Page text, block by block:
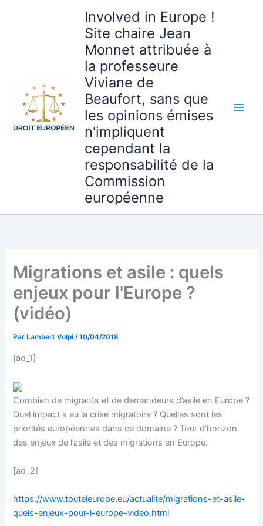
Involved in Europe !
Site chaire Jean
Monnet attribuée à
la professeure
Viviane de
Beaufort, sans que
les opinions émises
n'impliquent
cependant la
responsabilité de la
Commission
européenne
Migrations et asile : quels
enjeux pour l'Europe ?
(vidéo)
Par Lambert Volpi/10/04/2018
[ad_1]
Combien de migrants et de demandeurs d’asile en Europe ?
Quel impact a eu la crise migratoire ? Quelles sont les
priorités européennes dans ce domaine ? Tour d’horizon
des enjeux de l’asile et des migrations en Europe.
[ad_2]
https://www.touteleurope.eu/actualite/migrations-et-asile-
quels-enjeux-pour-l-europe-video.html